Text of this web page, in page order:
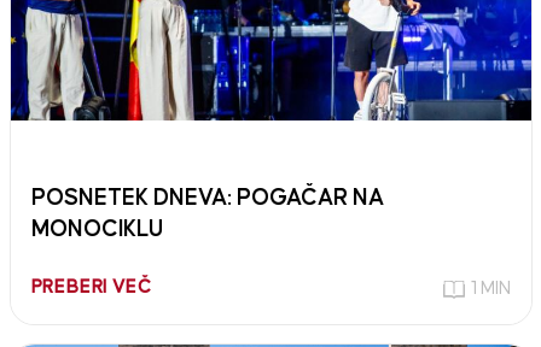
POSNETEK DNEVA: POGAČAR NA
MONOCIKLU
PREBERI VEČ 1 MIN